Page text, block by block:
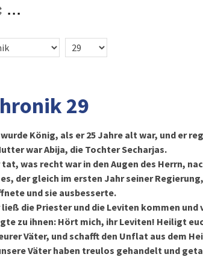
29
König, als er 25 Jahre alt war, und er
war Abija, die Tochter Secharjas.
tat, was recht war in den Augen des Herrn,
es, der gleich im ersten Jahr seiner
und sie ausbesserte.
ließ die Priester und die Leviten kommen
zu ihnen: Hört mich, ihr Leviten! Heiligt
Väter, und schafft den Unflat aus dem
Väter haben treulos gehandelt und